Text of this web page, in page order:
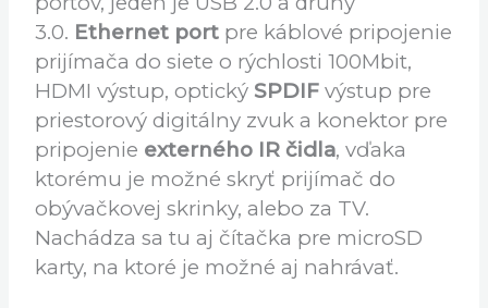
tento model nemá.
Na zadnom panely sa nachádza vstavaný
satelitný tuner DVB-S2X a dvojica USB
portov, jeden je USB 2.0 a druhý
3.0.Ethernet portpre káblové pripojenie
prijímača do siete o rýchlosti 100Mbit,
HDMI výstup, optickýSPDIFvýstup pre
priestorový digitálny zvuk a konektor pre
pripojenieexterného IR čidla , vďaka